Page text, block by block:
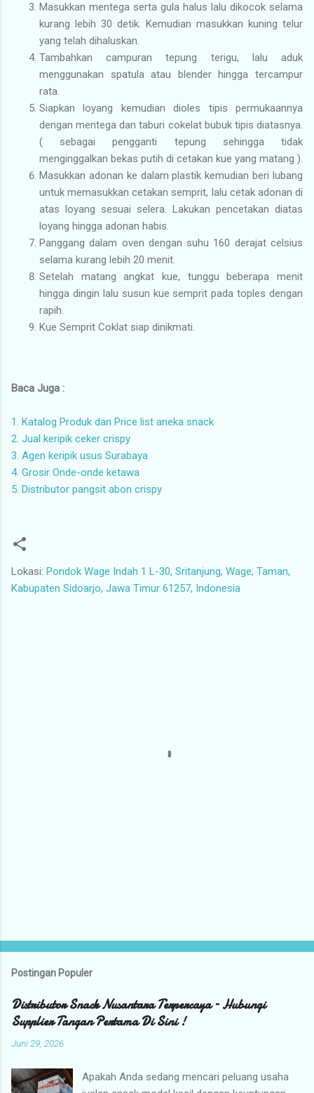
Masukkan mentega serta gula halus lalu dikocok selama
kurang lebih 30 detik. Kemudian masukkan kuning telur
yang telah dihaluskan.
Tambahkan campuran tepung terigu, lalu aduk
menggunakan spatula atau blender hingga tercampur
rata.
Siapkan loyang kemudian dioles tipis permukaannya
dengan mentega dan taburi cokelat bubuk tipis diatasnya.
( sebagai pengganti tepung sehingga tidak
menginggalkan bekas putih di cetakan kue yang matang ).
Masukkan adonan ke dalam plastik kemudian beri lubang
untuk memasukkan cetakan semprit, lalu cetak adonan di
atas loyang sesuai selera. Lakukan pencetakan diatas
loyang hingga adonan habis.
Panggang dalam oven dengan suhu 160 derajat celsius
selama kurang lebih 20 menit.
Setelah matang angkat kue, tunggu beberapa menit
hingga dingin lalu susun kue semprit pada toples dengan
rapih.
Kue Semprit Coklat siap dinikmati.
Baca Juga :
1. Katalog Produk dan Price list aneka snack
2. Jual keripik ceker crispy
3. Agen keripik usus Surabaya
4. Grosir Onde-onde ketawa
5. Distributor pangsit abon crispy
Lokasi: Pondok Wage Indah 1 L-30, Sritanjung, Wage, Taman,
Kabupaten Sidoarjo, Jawa Timur 61257, Indonesia
Postingan Populer
Distributor Snack Nusantara Terpercaya – Hubungi
Supplier Tangan Pertama Di Sini !
Juni 29, 2026
Apakah Anda sedang mencari peluang usaha